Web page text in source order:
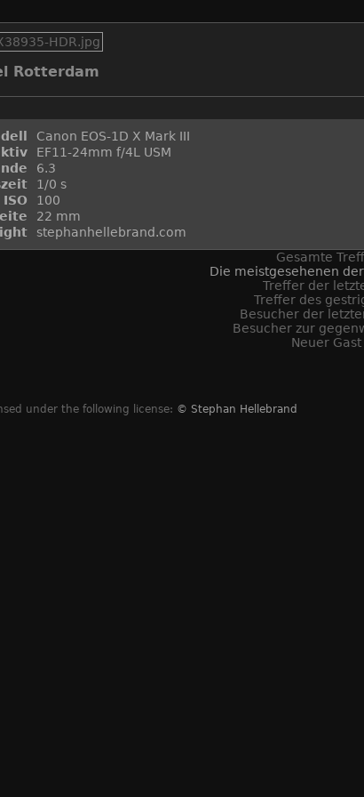
Rotterdam
Canon EOS-1D X Mark III
EF11-24mm f/4L USM
6.3
1/0 s
ISO
100
22 mm
stephanhellebrand.com
Gesamte
Die meistgesehenen
Treffer der
Treffer des
Besucher der
Besucher zur
Neuer
under the following license: © Stephan Hellebrand